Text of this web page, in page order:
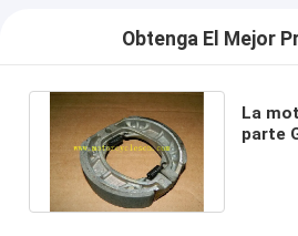
Obtenga El Mejor
La
parte